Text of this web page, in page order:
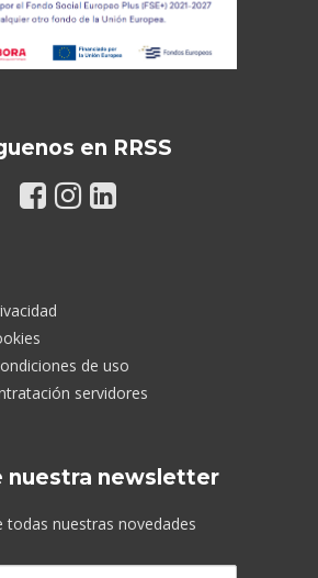
en RRSS
de uso
servidores
nuestra newsletter
todas nuestras novedades